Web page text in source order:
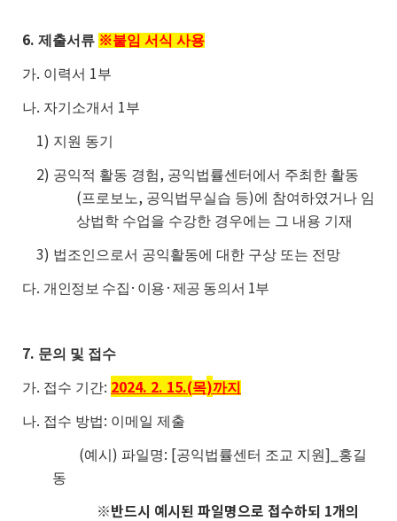
6. 제출서류 ※붙임 서식 사용
가. 이력서 1부
나. 자기소개서 1부
1) 지원 동기
2) 공익적 활동 경험, 공익법률센터에서 주최한 활동
(프로보노, 공익법무실습 등)에 참여하였거나 임
상법학 수업을 수강한 경우에는 그 내용 기재
3) 법조인으로서 공익활동에 대한 구상 또는 전망
다. 개인정보 수집 · 이용 · 제공 동의서 1부
7. 문의 및 접수
가. 접수 기간: 2024. 2. 15.(목)까지
나. 접수 방법: 이메일 제출
(예시 ) 파일명: [공익법률센터 조교 지원]_
홍길
동
※반드시 예시된 파일명으로 접수하되 1개의